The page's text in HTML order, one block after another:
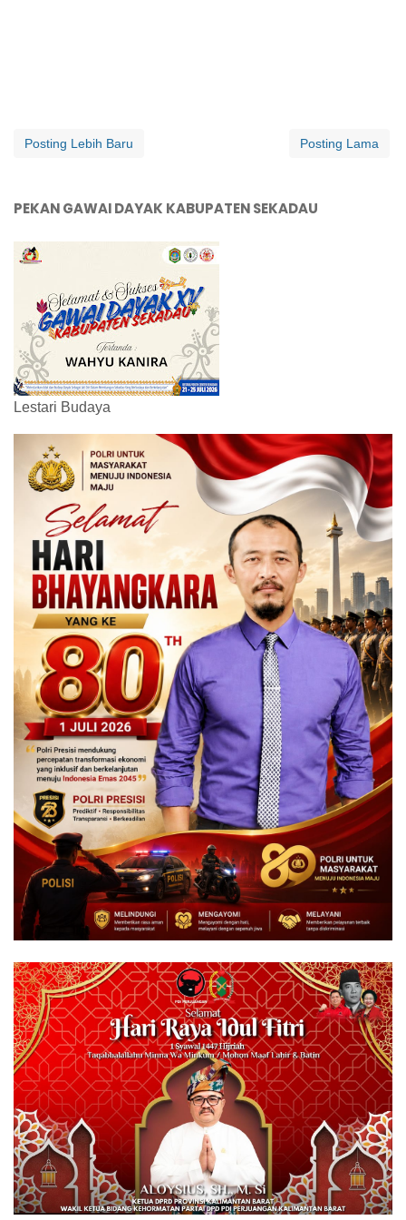
Posting Lebih Baru Posting Lama
PEKAN GAWAI DAYAK KABUPATEN SEKADAU
Lestari Budaya